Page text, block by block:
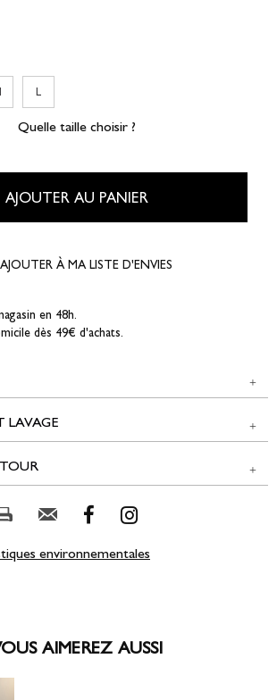
L
Quelle taille choisir ?
AJOUTER AU PANIER
AJOUTER À MA LISTE D'ENVIES
en 48h.
dès 49€ d'achats.
LAVAGE
POLYESTER
: LIVRAISON
environnementales
AIMEREZ AUSSI